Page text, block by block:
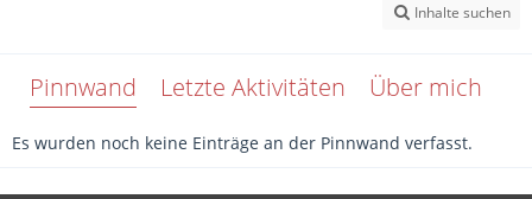
Inhalte suchen
Pinnwand Letzte Aktivitäten Über mich
Es wurden noch keine Einträge an der Pinnwand verfasst.